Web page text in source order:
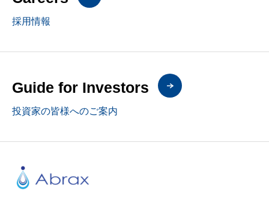
採用情報
Guide for Investors
投資家の皆様へのご案内